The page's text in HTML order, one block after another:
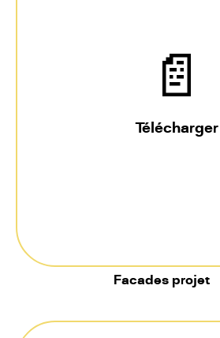
📄
Télécharger
Facades projet